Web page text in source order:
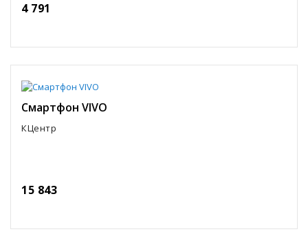
4 791
Смартфон VIVO
КЦентр
15 843